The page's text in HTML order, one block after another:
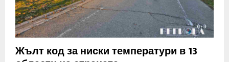
Жълт код за ниски температури в 13